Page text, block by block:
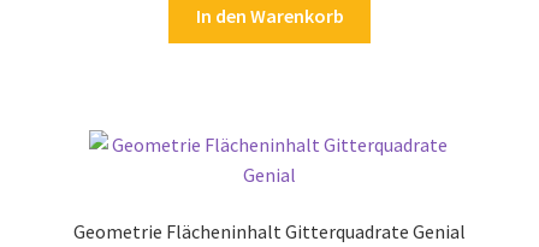
In den Warenkorb
Geometrie Flächeninhalt Gitterquadrate Genial